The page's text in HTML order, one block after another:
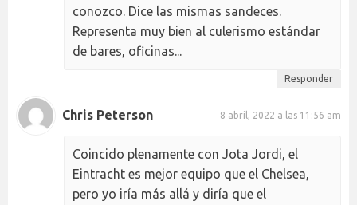
conozco. Dice las mismas sandeces.
Representa muy bien al culerismo estándar
de bares, oficinas...
Responder
Chris Peterson 8 abril, 2022 a las 11:56 am
Coincido plenamente con Jota Jordi, el
Eintracht es mejor equipo que el Chelsea,
pero yo iría más allá y diría que el